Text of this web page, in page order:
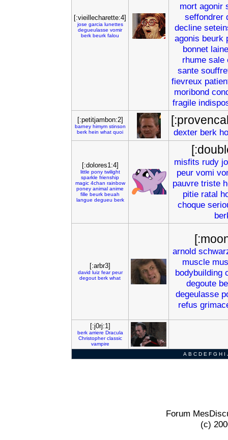
[:vieillecharette:4]
jose garcia lunettes
degueulasse vomir
berk beurk falou
mort agonir
seffondrer
decline
agonis beurk
bonnet laine
rhume sale
sante
fievreux
moribond
fragile
[:petitjambon:2]
barney himym stinson
berk hein what quoi dexter berk
[:dolores1:4]
little pony twilight
sparkle frienship
magic 4chan rainbow
poney animal anime
fille beurk beuah
langue degueu berk
misfits rudy
peur vomi
pauvre triste
pitie ratal
choque
[:arbr3]
david luiz fear peur
degout berk what
arnold
muscle
bodybuilding
degoute
degeulasse
refus
[:j0rj:1]
berk arriere Dracula
Christopher classic
vampire
A B C D E F G H I
Forum
(c)